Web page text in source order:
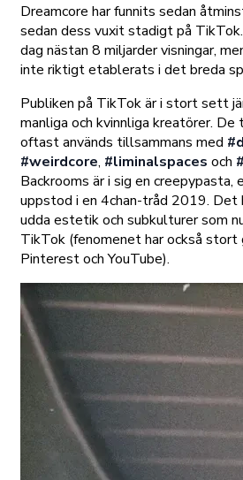
Dreamcore har funnits sedan
sedan dess vuxit stadigt på
dag nästan 8 miljarder visningar,
inte riktigt etablerats i det breda
Publiken på TikTok är i stort sett
manliga och kvinnliga kreatörer. De
oftast används tillsammans med
#weirdcore, #liminalspaces och
Backrooms är i sig en
uppstod i en 4chan-tråd 2019. Det
udda estetik och subkulturer som
TikTok (fenomenet har också stort
Pinterest och YouTube).